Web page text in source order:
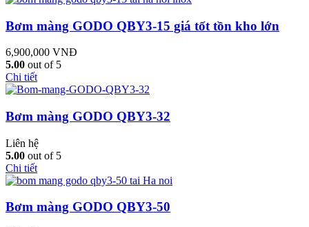
Bơm màng GODO QBY3-15 giá tốt tồn kho lớn
6,900,000 VNĐ
5.00 out of 5
Chi tiết
Bơm màng GODO QBY3-32
Liên hệ
5.00 out of 5
Chi tiết
Bơm màng GODO QBY3-50